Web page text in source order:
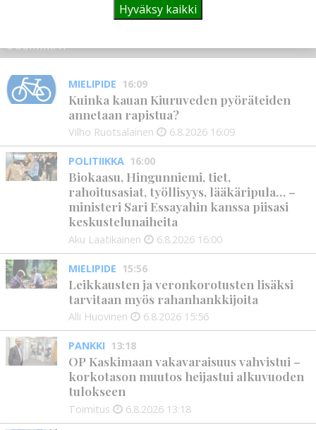
UUSIMMAT
MIELIPIDE 16:09
Kuinka kauan Kiuruveden pyöräteiden
annetaan rapistua?
Vilho Ruotsalainen 6.8.2026 16:09
POLITIIKKA 16:00
Biokaasu, Hingunniemi, tiet,
rahoitusasiat, työllisyys, lääkäripula… –
ministeri Sari Essayahin kanssa piisasi
keskustelunaiheita
Aku Laatikainen 6.8.2026 16:00
MIELIPIDE 15:56
Leikkausten ja veronkorotusten lisäksi
tarvitaan myös rahanhankkijoita
Alli Huovinen 6.8.2026 15:56
PANKKI 13:18
OP Kaskimaan vakavaraisuus vahvistui –
korkotason muutos heijastui alkuvuoden
tulokseen
Toimitus 6.8.2026 13:18
Hyväksy kaikki